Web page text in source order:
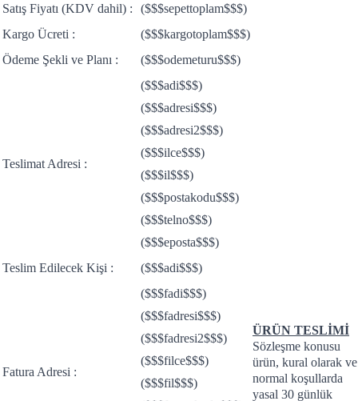
Satış Fiyatı (KDV dahil) :
($$$sepettoplam$$$)
Kargo Ücreti :
($$$kargotoplam$$$)
Ödeme Şekli ve Planı :
($$$odemeturu$$$)
Teslimat Adresi :
($$$adi$$$)
($$$adresi$$$)
($$$adresi2$$$)
($$$ilce$$$)
($$$il$$$)
($$$postakodu$$$)
($$$telno$$$)
($$$eposta$$$)
Teslim Edilecek Kişi :
($$$adi$$$)
Fatura Adresi :
($$$fadi$$$)
($$$fadresi$$$)
($$$fadresi2$$$)
($$$filce$$$)
($$$fil$$$)
ÜRÜN TESLİMİ
Sözleşme konusu
ürün, kural olarak ve
normal koşullarda
yasal 30 günlük